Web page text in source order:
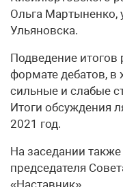
Ольга
Ульяновска.
Подведение
формате дебатов, в
сильные и слабые
Итоги обсуждения
2021 год.
На заседании
председателя
«Наставник».